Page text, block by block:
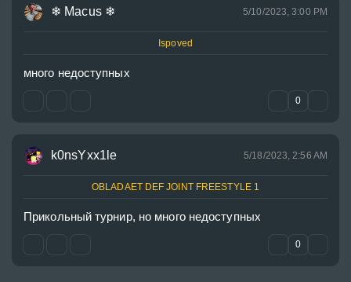
❄ Macus ❄ 5/10/2023, 3:00 PM
Ispoved
много недоступных
0
k0nsYxx1le 5/18/2023, 2:56 AM
OBLADAET DEF JOINT FREESTYLE 1
Прикольный турнир, но много недоступных
0